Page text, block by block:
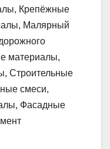
Крепёжные
Малярный
материалы,
Строительные
смеси,
Фасадные